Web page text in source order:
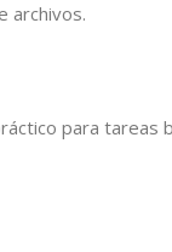
archivos.
para tareas